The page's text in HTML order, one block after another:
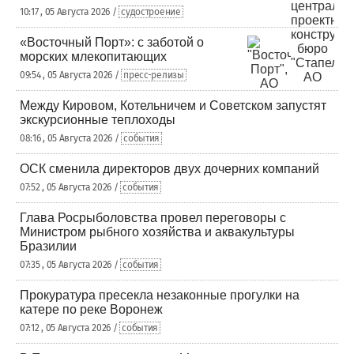
10:17 , 05 Августа 2026 / судостроение
«Восточный Порт»: с заботой о
морских млекопитающих
09:54 , 05 Августа 2026 / пресс-релизы
Между Кировом, Котельничем и Советском запустят
экскурсионные теплоходы
08:16 , 05 Августа 2026 / события
ОСК сменила директоров двух дочерних компаний
07:52 , 05 Августа 2026 / события
Глава Росрыболовства провел переговоры с
Министром рыбного хозяйства и аквакультуры
Бразилии
07:35 , 05 Августа 2026 / события
Прокуратура пресекла незаконные прогулки на
катере по реке Воронеж
07:12 , 05 Августа 2026 / события